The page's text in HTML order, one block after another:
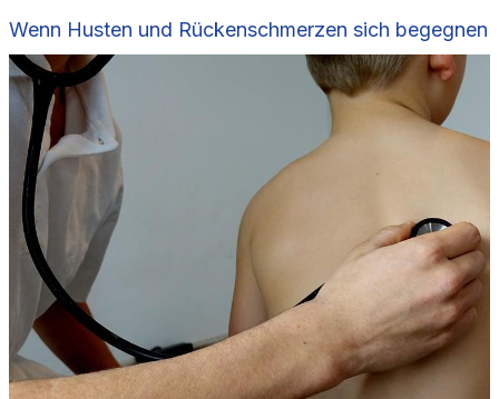
Wenn Husten und Rückenschmerzen sich begegnen